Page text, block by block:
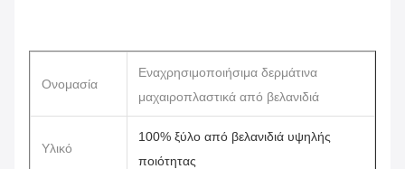
Ονομασία
Εναχρησιμοποιήσιμα δερμάτινα
μαχαιροπλαστικά από βελανιδιά
Υλικό
100% ξύλο από βελανιδιά υψηλής
ποιότητας